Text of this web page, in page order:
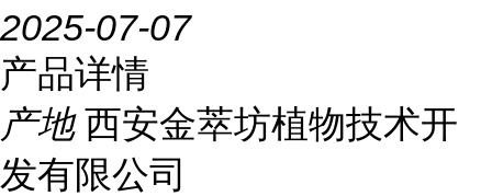
2025-07-07
产品详情
产地 西安金萃坊植物技术开
发有限公司